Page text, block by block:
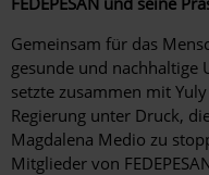
Gemeinsam für das
gesunde und
setzte zusammen mit
Regierung unter Druck,
Magdalena Medio zu
Mitglieder von